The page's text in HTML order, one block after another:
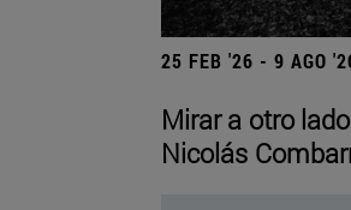
25 FEB '26 - 9 AGO
Mirar a otro
Nicolás